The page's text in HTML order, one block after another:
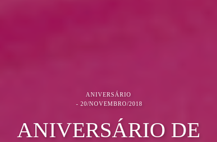
ANIVERSÁRIO
20/NOVEMBRO/2018
ANIVERSÁRIO DE